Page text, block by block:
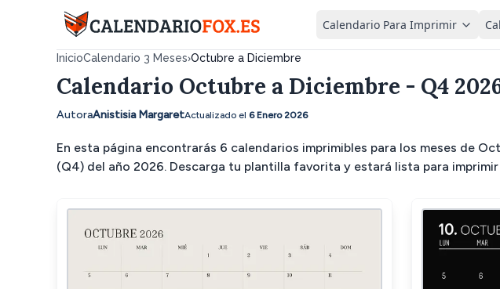
Calendario Para Imprimir
InicioCalendario 3 Meses›Octubre a Diciembre
Calendario Octubre a Diciembre - Q4
AutoraAnistisia MargaretActualizado el 6 Enero 2026
En esta página encontrarás 6 calendarios imprimibles para los meses de
(Q4) del año 2026. Descarga tu plantilla favorita y estará lista para